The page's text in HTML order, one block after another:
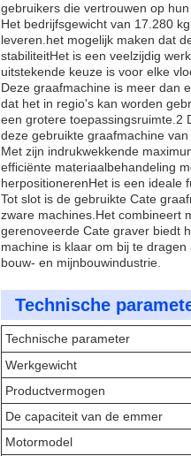
gebruikers die vertrouwen op
Het bedrijfsgewicht van 17.280
leveren.het mogelijk maken dat
stabiliteitHet is een veelzijdig
uitstekende keuze is voor elke
Deze graafmachine is meer dan
dat het in regio's kan worden
een grotere toepassingsruimte.2
deze gebruikte graafmachine
Met zijn indrukwekkende
efficiënte materiaalbehandeling
herpositionerenHet is een ideale
Tot slot is de gebruikte Cate
zware machines.Het combineert
gerenoveerde Cate graver biedt
machine is klaar om bij te
bouw- en mijnbouwindustrie.
Technische
Technische parameter
Werkgewicht
Productvermogen
De capaciteit van de emmer
Motormodel